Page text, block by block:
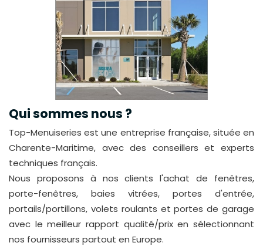
Qui sommes nous ?
Top-Menuiseries est une entreprise française, située en
Charente-Maritime, avec des conseillers et experts
techniques français.
Nous proposons à nos clients l'achat de fenêtres,
porte-fenêtres, baies vitrées, portes d'entrée,
portails/portillons, volets roulants et portes de garage
avec le meilleur rapport qualité/prix en sélectionnant
nos fournisseurs partout en Europe.